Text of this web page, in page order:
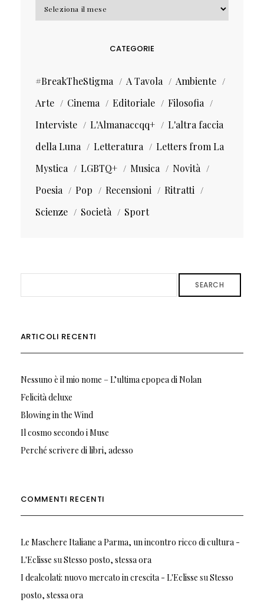
CATEGORIE
#BreakTheStigma A Tavola
Ambiente
Arte
Cinema Editoriale
Filosofia
Interviste
L'Almanaccqq+
L'altra faccia
della Luna
Letteratura
Letters from La
Mystica
LGBTQ+ Musica
Novità
Poesia
Pop Recensioni
Ritratti
Scienze
Società Sport
SEARCH
ARTICOLI RECENTI
Nessuno è il mio nome – L’ultima epopea di Nolan
Felicità deluxe
Blowing in the Wind
Il cosmo secondo i Muse
Perché scrivere di libri, adesso
COMMENTI RECENTI
Le Maschere Italiane a Parma, un incontro ricco di cultura -
L'Eclisse su Stesso posto, stessa ora
I dealcolati: nuovo mercato in crescita - L'Eclisse su Stesso
posto, stessa ora